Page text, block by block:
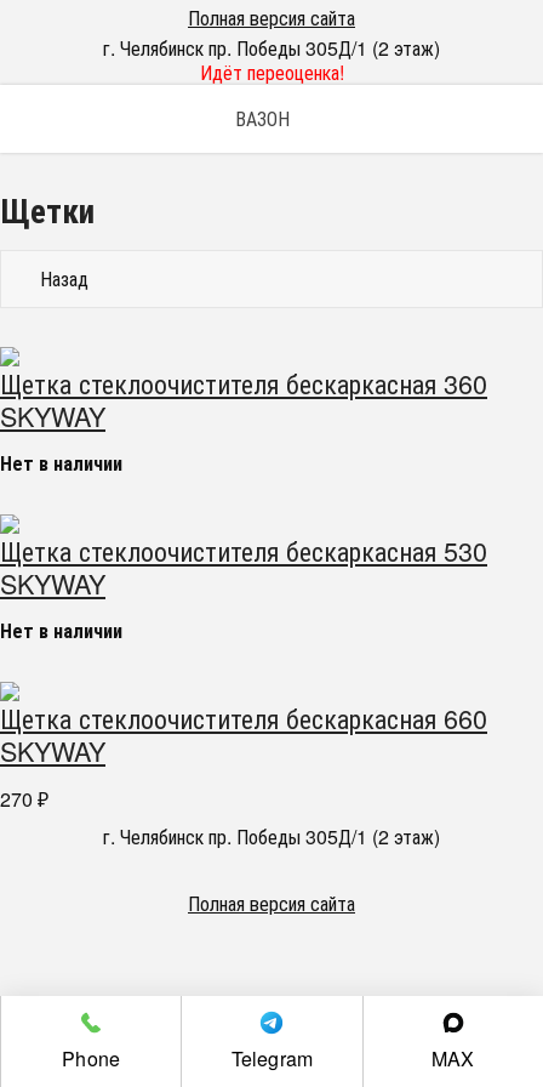
Полная версия сайта
г. Челябинск пр. Победы 305Д/1 (2 этаж)
Идёт переоценка!
ВАЗОН
Щетки
Назад
Щетка стеклоочистителя бескаркасная 360
SKYWAY
Нет в наличии
Щетка стеклоочистителя бескаркасная 530
SKYWAY
Нет в наличии
Щетка стеклоочистителя бескаркасная 660
SKYWAY
270 ₽
г. Челябинск пр. Победы 305Д/1 (2 этаж)
Полная версия сайта
Phone Telegram MAX